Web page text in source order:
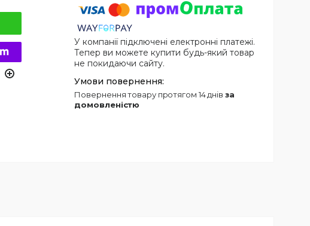
У компанії підключені електронні платежі.
Тепер ви можете купити будь-який товар
не покидаючи сайту.
повернення товару протягом 14 днів за
домовленістю